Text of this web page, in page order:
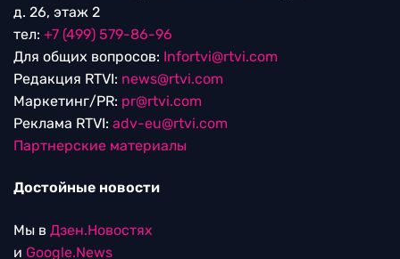
д. 26, этаж 2
тел: +7 (499) 579-86-96
Для общих вопросов: Infortvi@rtvi.com
Редакция RTVI: news@rtvi.com
Маркетинг/PR: pr@rtvi.com
Реклама RTVI: adv-eu@rtvi.com
Партнерские материалы
Достойные новости
Мы в Дзен.Новостях
и Google.News